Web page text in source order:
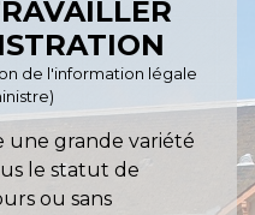
de l'information légale
une grande variété
le statut de
ou sans